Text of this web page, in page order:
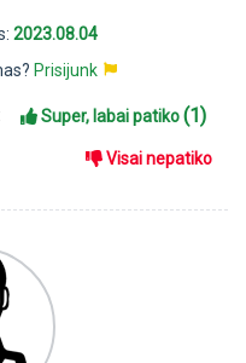
2023.08.04
Prisijunk
Super, labai patiko(1)
Visai nepatiko